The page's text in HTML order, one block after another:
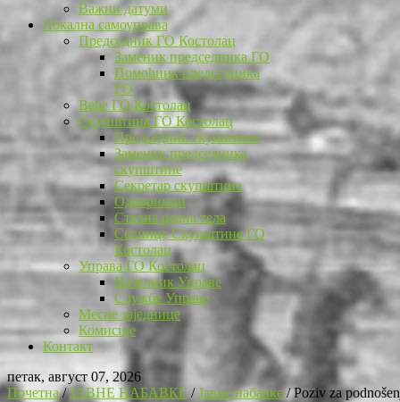
Важни датуми
Локална самоуправа
Председник ГО Костолац
Заменик председника ГО
Помоћник председника
ГО
Веће ГО Костолац
Скупштина ГО Костолац
Председник скупштине
Заменик председника
скупштине
Секретар скупштине
Одборници
Стална радна тела
Седнице Скупштине ГО
Костолац
Управа ГО Костолац
Начелник Управе
Службе Управе
Месне заједнице
Комисије
Контакт
петак, август 07, 2026
Почетна/ЈАВНЕ НАБАВКЕ/Јавне набавке/Poziv za